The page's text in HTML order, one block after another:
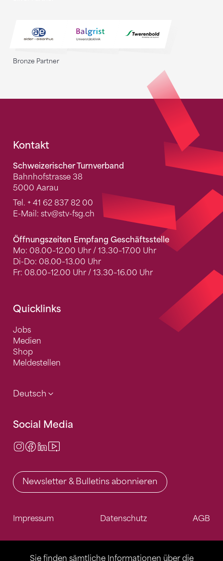
Sie finden sämtliche Informationen über die
Bronze Partner
Fusszeile
Kontakt
Schweizerischer Turnverband
Bahnhofstrasse 38
5000 Aarau
Tel. + 41 62 837 82 00
E-Mail: stv@stv-fsg.ch
Öffnungszeiten Empfang Geschäftsstelle
Mo: 08.00–12.00 Uhr / 13.30–17.00 Uhr
Di-Do: 08.00–13.00 Uhr
Fr: 08.00–12.00 Uhr / 13.30–16.00 Uhr
Quicklinks
Jobs
Medien
Shop
Meldestellen
Deutsch
Social Media
Instagram
Facebook
LinkedIn
Newsletter & Bulletins abonnieren
Impressum Datenschutz AGB